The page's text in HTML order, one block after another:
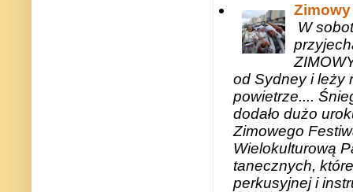
W
od Sydney i leży
powietrze....
dodało dużo
Zimowego
Wielokulturową
tanecznych,
perkusyjnej i